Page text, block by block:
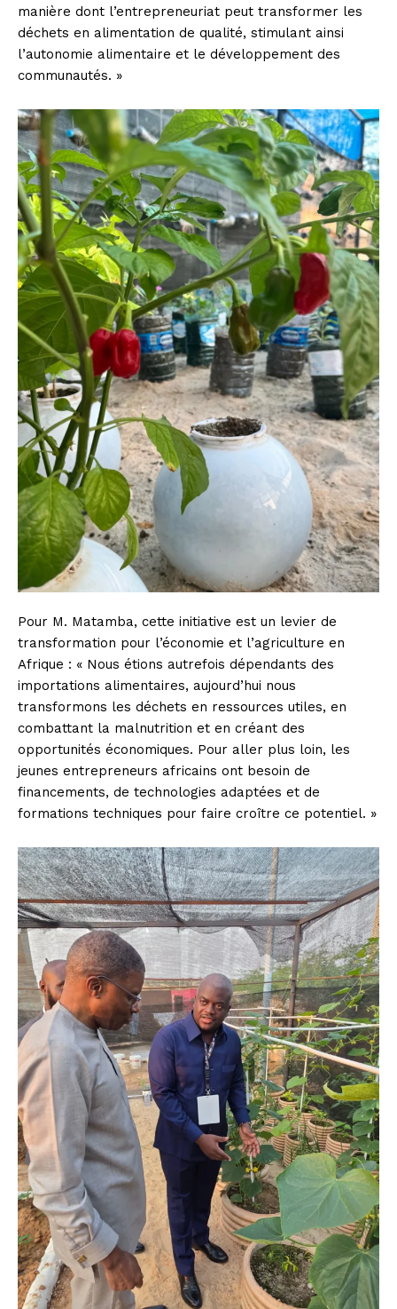
manière dont l’entrepreneuriat peut transformer les
déchets en alimentation de qualité, stimulant ainsi
l’autonomie alimentaire et le développement des
communautés. »
Pour M. Matamba, cette initiative est un levier de
transformation pour l’économie et l’agriculture en
Afrique : « Nous étions autrefois dépendants des
importations alimentaires, aujourd’hui nous
transformons les déchets en ressources utiles, en
combattant la malnutrition et en créant des
opportunités économiques. Pour aller plus loin, les
jeunes entrepreneurs africains ont besoin de
financements, de technologies adaptées et de
formations techniques pour faire croître ce potentiel. »